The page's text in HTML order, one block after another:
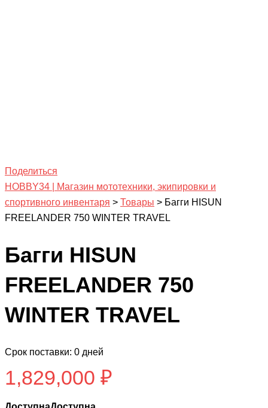
Поделиться
HOBBY34 | Магазин мототехники, экипировки и
спортивного инвентаря > Товары > Багги HISUN
FREELANDER 750 WINTER TRAVEL
Багги HISUN
FREELANDER 750
WINTER TRAVEL
Срок поставки: 0 дней
1,829,000 ₽